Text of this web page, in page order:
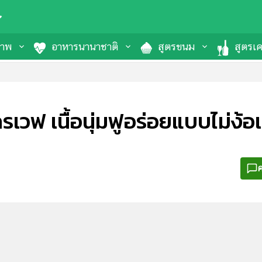
พ อาหารนานาชาติ สูตรขนม สูตรเ
เวฟ เนื้อนุ่มฟูอร่อยแบบไม่ง้อ